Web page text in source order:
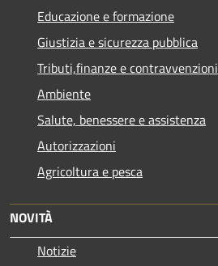
Educazione e formazione
Giustizia e sicurezza pubblica
Tributi,finanze e contravvenzioni
Ambiente
Salute, benessere e assistenza
Autorizzazioni
Agricoltura e pesca
NOVITÀ
Notizie